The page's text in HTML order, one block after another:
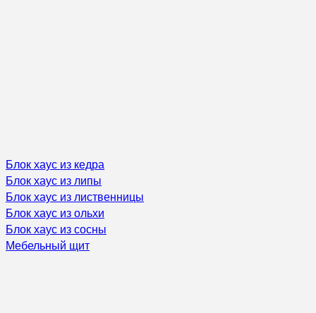
Блок хаус из кедра
Блок хаус из липы
Блок хаус из лиственницы
Блок хаус из ольхи
Блок хаус из сосны
Мебельный щит